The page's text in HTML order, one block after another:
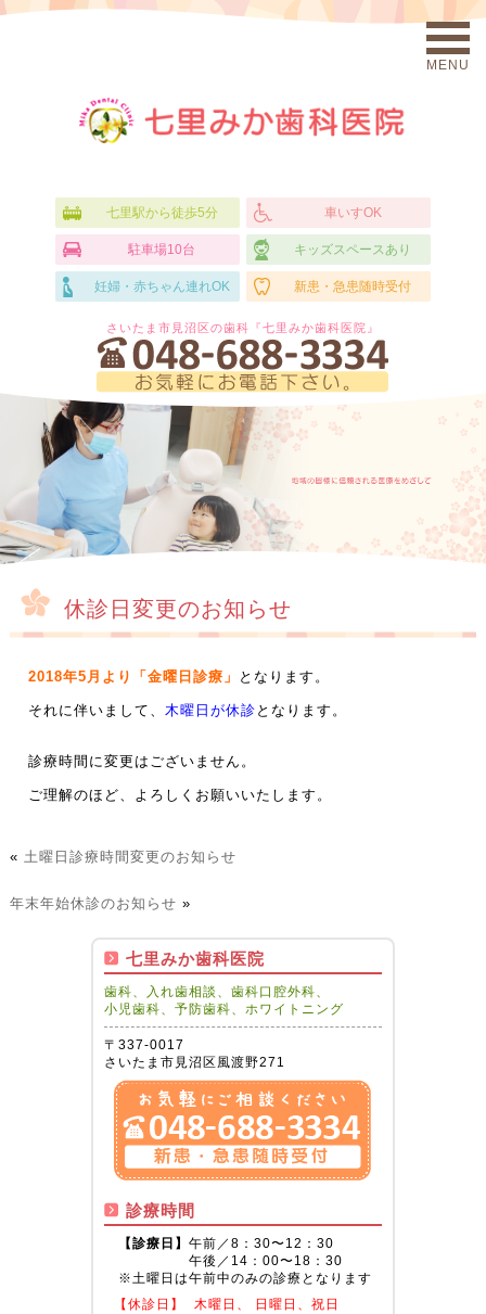
七里駅から徒歩5分 車いすOK
駐車場10台 キッズスペースあり
妊婦・赤ちゃん連れOK 新患・急患随時受付
さいたま市見沼区の歯科『七里みか歯科医院』
MENU
休診日変更のお知らせ
2018年5月より「金曜日診療」 となります。
それに伴いまして、木曜日が休診 となります。
診療時間に変更はございません。
ご理解のほど、よろしくお願いいたします。
« 土曜日診療時間変更のお知らせ
年末年始休診のお知らせ »
七里みか歯科医院
歯科、入れ歯相談、歯科口腔外科、
小児歯科、予防歯科、ホワイトニング
〒337-0017
さいたま市見沼区風渡野271
診療時間
【診療日】 午前／8：30〜12：30
午後／14：00〜18：30
※土曜日は午前中のみの診療となります
【休診日】
木曜日、 日曜日、祝日